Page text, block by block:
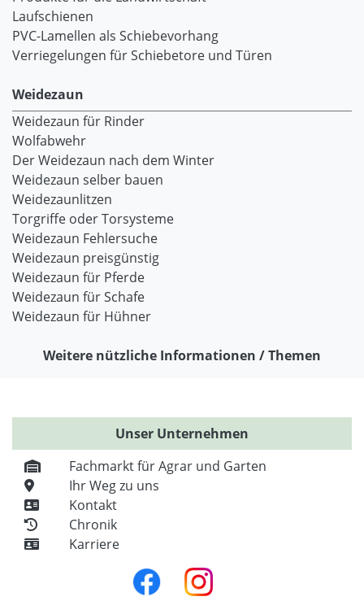
Laufschienen
PVC-Lamellen als Schiebevorhang
Verriegelungen für Schiebetore und Türen
Weidezaun
Weidezaun für Rinder
Wolfabwehr
Der Weidezaun nach dem Winter
Weidezaun selber bauen
Weidezaunlitzen
Torgriffe oder Torsysteme
Weidezaun Fehlersuche
Weidezaun preisgünstig
Weidezaun für Pferde
Weidezaun für Schafe
Weidezaun für Hühner
Weitere nützliche Informationen / Themen
Unser Unternehmen
Fachmarkt für Agrar und Garten
Ihr Weg zu uns
Kontakt
Chronik
Karriere